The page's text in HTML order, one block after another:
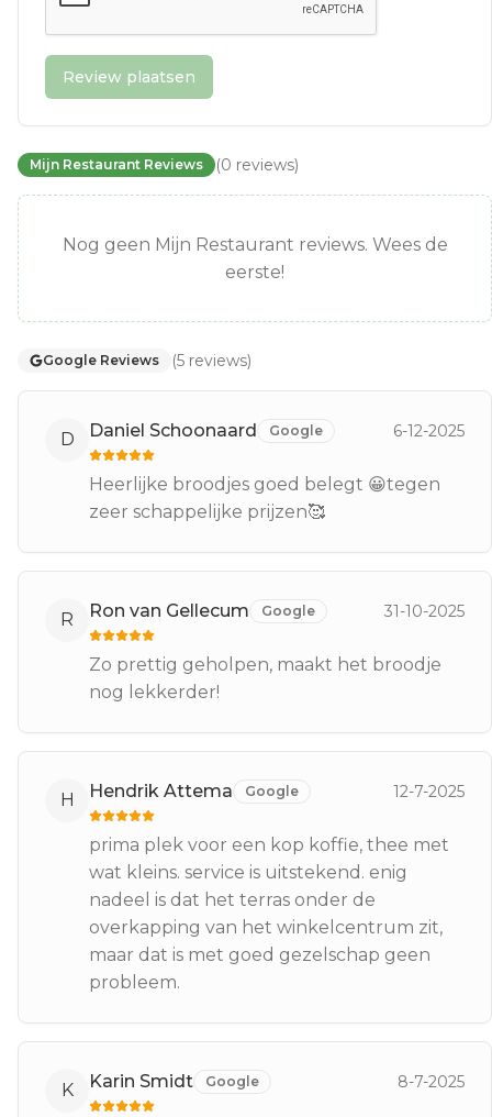
Review plaatsen
Mijn Restaurant Reviews (0 reviews)
Nog geen Mijn Restaurant reviews. Wees de
eerste!
Google Reviews (5 reviews)
D Daniel Schoonaard Google 6-12-2025
Heerlijke broodjes goed belegt 😀tegen
zeer schappelijke prijzen🥰
R Ron van Gellecum Google 31-10-2025
Zo prettig geholpen, maakt het broodje
nog lekkerder!
H Hendrik Attema Google 12-7-2025
prima plek voor een kop koffie, thee met
wat kleins. service is uitstekend. enig
nadeel is dat het terras onder de
overkapping van het winkelcentrum zit,
maar dat is met goed gezelschap geen
probleem.
K Karin Smidt Google 8-7-2025